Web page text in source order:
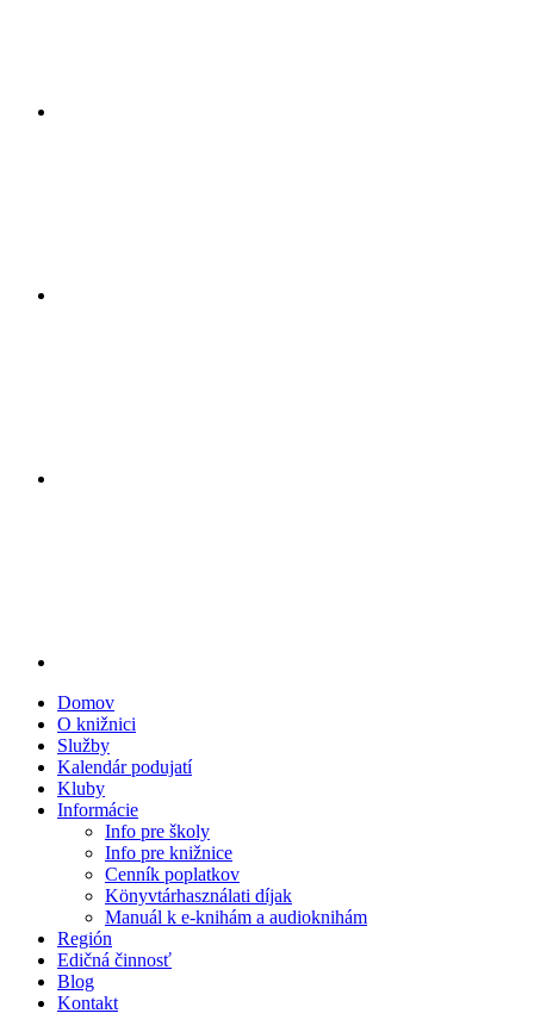
Domov
O knižnici
Služby
Kalendár podujatí
Kluby
Informácie
Info pre školy
Info pre knižnice
Cenník poplatkov
Könyvtárhasználati díjak
Manuál k e-knihám a audioknihám
Región
Edičná činnosť
Blog
Kontakt